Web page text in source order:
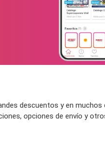
descuentos y en
opciones de envío y